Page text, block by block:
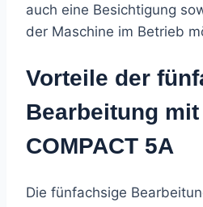
auch eine Besichtigung
der Maschine im Betrieb
Vorteile der
Bearbeitung mit
COMPACT 5A
Die fünfachsige